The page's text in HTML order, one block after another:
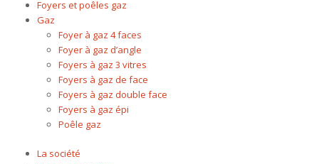
Foyers et poêles gaz
Gaz
Foyer à gaz 4 faces
Foyer à gaz d’angle
Foyers à gaz 3 vitres
Foyers à gaz de face
Foyers à gaz double face
Foyers à gaz épi
Poêle gaz
La société